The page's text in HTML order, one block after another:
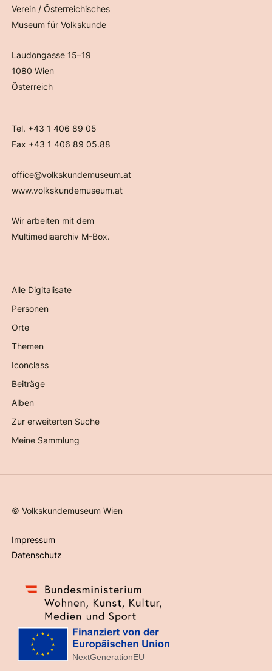
Verein / Österreichisches
Museum für Volkskunde
Laudongasse 15–19
1080 Wien
Österreich
Tel. +43 1 406 89 05
Fax +43 1 406 89 05.88
office@volkskundemuseum.at
www.volkskundemuseum.at
Wir arbeiten mit dem
Multimediaarchiv M-Box.
Alle Digitalisate
Personen
Orte
Themen
Iconclass
Beiträge
Alben
Zur erweiterten Suche
Meine Sammlung
©Volkskundemuseum Wien
Impressum
Datenschutz